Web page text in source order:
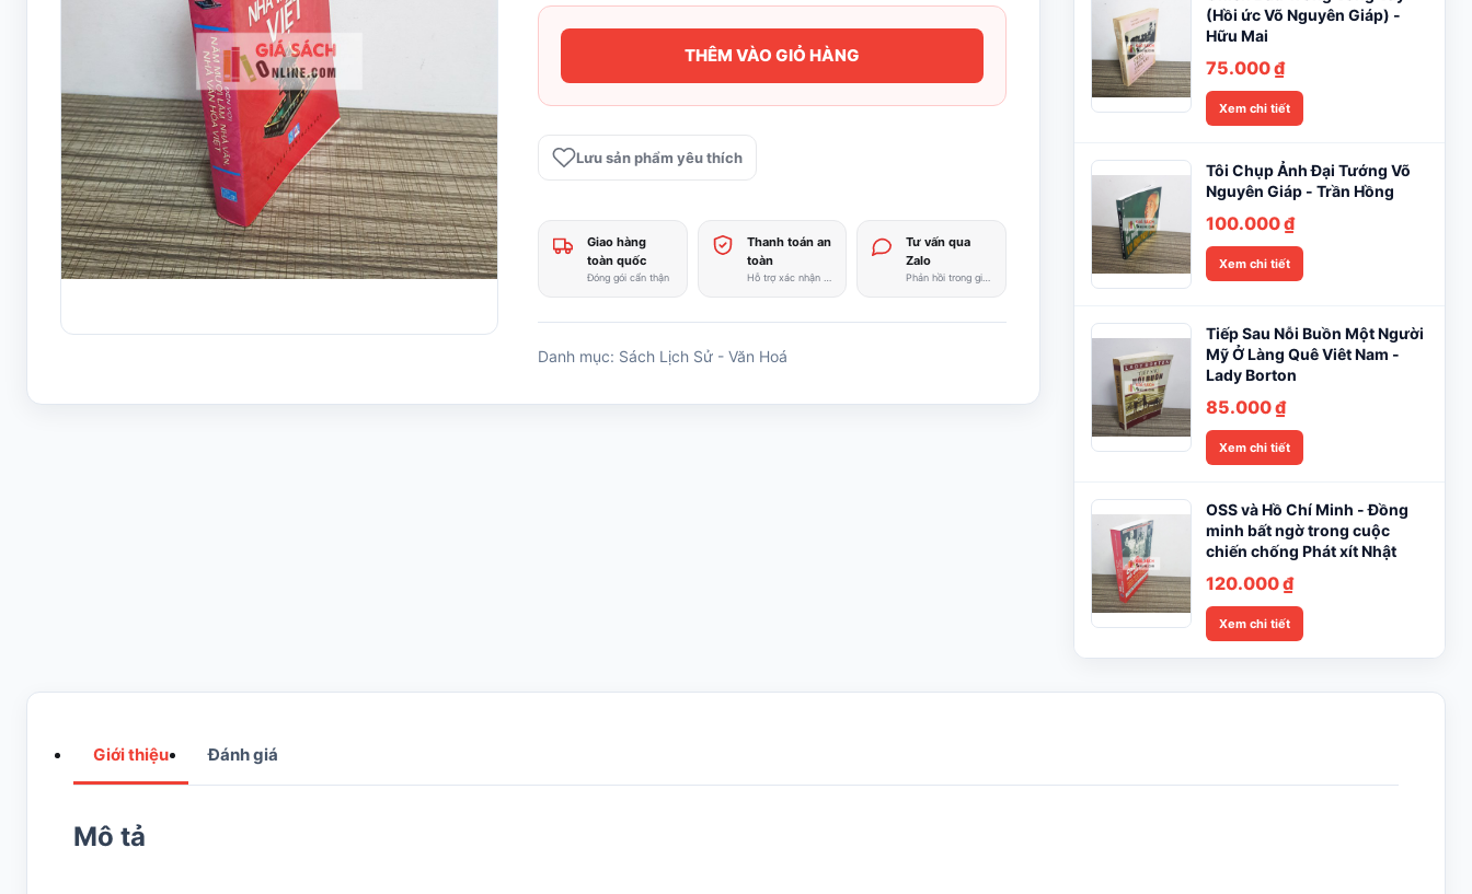
125.000 ₫.
là:
0 ₫.
Nhà
văn,
văn
hóa
Việt
-
Phong
số
THÊM VÀO GIỎ HÀNG
Lưu sản phẩm yêu thích
Giao hàng
toàn quốc
Đóng gói cẩn thận
Thanh toán an
toàn
Hỗ trợ xác nhận nhanh
Tư vấn qua
Zalo
Phản hồi trong giờ làm việc
Danh mục: Sách Lịch Sử - Văn Hoá
(Hồi ức Võ Nguyên Giáp) -
Hữu Mai
75.000₫
Xem chi tiết
Tôi Chụp Ảnh Đại Tướng Võ
Nguyên Giáp - Trần Hồng
100.000₫
Xem chi tiết
Tiếp Sau Nỗi Buồn Một Người
Mỹ Ở Làng Quê Viêt Nam -
Lady Borton
85.000₫
Xem chi tiết
OSS và Hồ Chí Minh - Đồng
minh bất ngờ trong cuộc
chiến chống Phát xít Nhật
120.000₫
Xem chi tiết
Giới thiệu Đánh giá
Mô tả